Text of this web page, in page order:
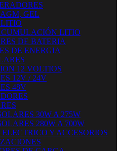
GEL
LITIO
DE BATERIA
DE ENERGIA
12 VOLTIOS
12V / 24V
48V
30W A 275W
280W A 700W
Y ACCESORIOS